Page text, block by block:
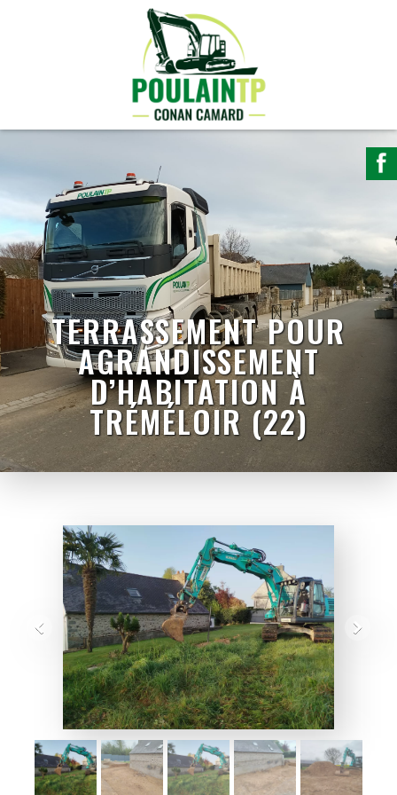
TERRASSEMENT POUR
AGRANDISSEMENT
D’HABITATION À
TRÉMÉLOIR (22)